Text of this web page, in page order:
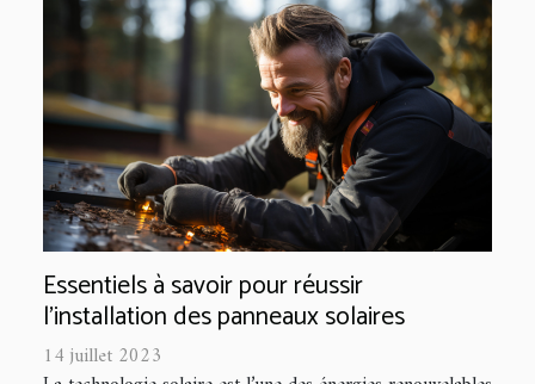
Essentiels à savoir pour réussir
l'installation des panneaux solaires
14 juillet 2023